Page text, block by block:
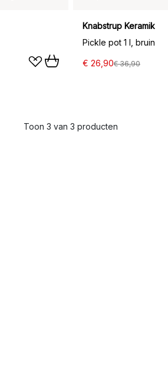
Knabstrup Keramik
Pickle pot 1 l, bruin
€ 26,90€ 36,90
Toon 3 van 3 producten